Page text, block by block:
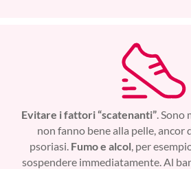
Evitare i fattori “scatenanti”. Sono
non fanno bene alla pelle, ancor
psoriasi. Fumo e alcol, per
sospendere immediatamente. Al